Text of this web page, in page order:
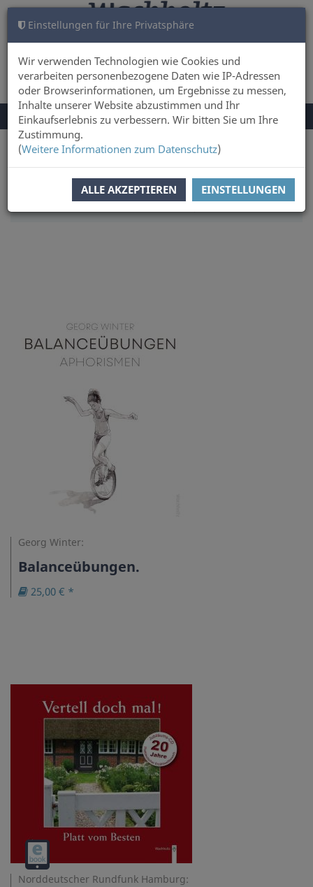
Einstellungen für Ihre Privatsphäre
Wir verwenden Technologien wie Cookies und
verarbeiten personenbezogene Daten wie IP-Adressen
oder Browserinformationen, um Ergebnisse zu messen,
Inhalte unserer Website abzustimmen und Ihr
Einkaufserlebnis zu verbessern. Wir bitten Sie um Ihre
Zustimmung.
(Weitere Informationen zum Datenschutz)
ALLE AKZEPTIEREN EINSTELLUNGEN
ANMELDEN WARENKORB 0
NAVIGATION
UMSCHALTEN
Menü
Sie sind hier: Literatur
SORTIERUNG: WÄHLEN
Georg Winter:
Balanceübungen.
25,00 € *
Audiodatei
(Download)
Norddeutscher Rundfunk Hamburg: